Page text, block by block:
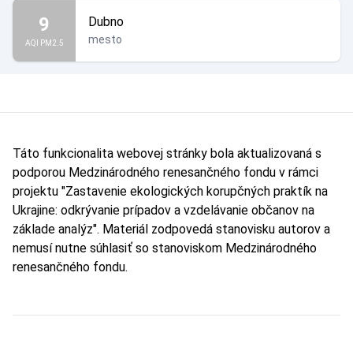
9
AQI PM2.5
Dubno
mesto
Táto funkcionalita webovej stránky bola aktualizovaná s
podporou Medzinárodného renesančného fondu v rámci
projektu "Zastavenie ekologických korupčných praktík na
Ukrajine: odkrývanie prípadov a vzdelávanie občanov na
základe analýz". Materiál zodpovedá stanovisku autorov a
nemusí nutne súhlasiť so stanoviskom Medzinárodného
renesančného fondu.